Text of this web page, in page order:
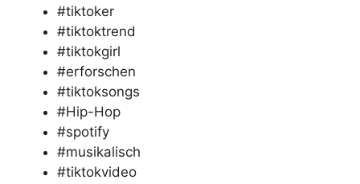
#tiktoker
#tiktoktrend
#tiktokgirl
#erforschen
#tiktoksongs
#Hip-Hop
#spotify
#musikalisch
#tiktokvideo